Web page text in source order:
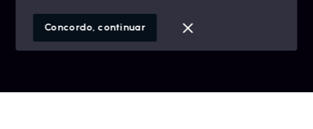
SITE PARA IMOBILIARIA
Concordo, continuar